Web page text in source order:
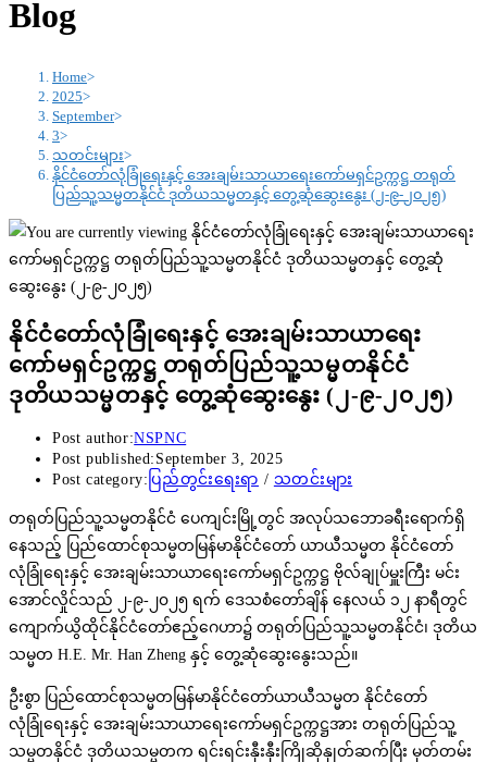
Blog
Home>
2025>
September>
3>
သတင်းများ>
နိုင်ငံတော်လုံခြုံရေးနှင့် အေးချမ်းသာယာရေးကော်မရှင်ဥက္ကဋ္ဌ တရုတ်
ပြည်သူ့သမ္မတနိုင်ငံ ဒုတိယသမ္မတနှင့် တွေ့ဆုံဆွေးနွေး (၂-၉-၂၀၂၅)
နိုင်ငံတော်လုံခြုံရေးနှင့် အေးချမ်းသာယာရေး
ကော်မရှင်ဥက္ကဋ္ဌ တရုတ်ပြည်သူ့သမ္မတနိုင်ငံ
ဒုတိယသမ္မတနှင့် တွေ့ဆုံဆွေးနွေး (၂-၉-၂၀၂၅)
Post author:NSPNC
Post published: September 3, 2025
Post category: ပြည်တွင်းရေးရာ / သတင်းများ
တရုတ်ပြည်သူ့သမ္မတနိုင်ငံ ပေကျင်းမြို့တွင် အလုပ်သဘောခရီးရောက်ရှိ
နေသည့် ပြည်ထောင်စုသမ္မတမြန်မာနိုင်ငံတော် ယာယီသမ္မတ နိုင်ငံတော်
လုံခြုံရေးနှင့် အေးချမ်းသာယာရေးကော်မရှင်ဥက္ကဋ္ဌ ဗိုလ်ချုပ်မှူးကြီး မင်း
အောင်လှိုင်သည် ၂-၉-၂၀၂၅ ရက် ဒေသစံတော်ချိန် နေလယ် ၁၂ နာရီတွင်
ကျောက်ယွိထိုင်နိုင်ငံတော်ဧည့်ဂေဟာ၌ တရုတ်ပြည်သူ့သမ္မတနိုင်ငံ၊ ဒုတိယ
သမ္မတ H.E. Mr. Han Zheng နှင့် တွေ့ဆုံဆွေးနွေးသည်။
ဦးစွာ ပြည်ထောင်စုသမ္မတမြန်မာနိုင်ငံတော်ယာယီသမ္မတ နိုင်ငံတော်
လုံခြုံရေးနှင့် အေးချမ်းသာယာရေးကော်မရှင်ဥက္ကဋ္ဌအား တရုတ်ပြည်သူ့
သမ္မတနိုင်ငံ ဒုတိယသမ္မတက ရင်းရင်းနှီးနှီးကြိုဆိုနှုတ်ဆက်ပြီး မှတ်တမ်း